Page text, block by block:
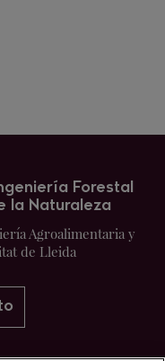
Forestal
la Naturaleza
Agroalimentaria y
de Lleida